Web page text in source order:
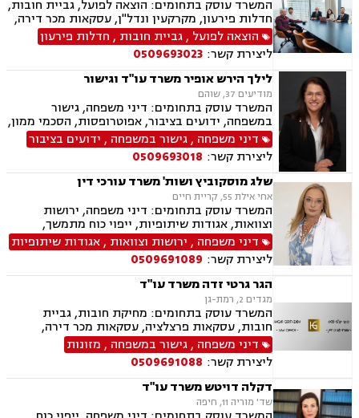
קטינים, אלימות במשפחה, עבירות סמים, ועדת
שחרורים, עבירות סייבר, סירוב ויזה לארה"ב, מחיקת
רישום פלילי הסגרה ופשיעה בינלאומית, נפגעי
עבירה.
המשרד עוסק בתחומים: הוצאה לפועל, גביית חובות,
חדלות פירעון, מקרקעין ונדל"ן, עסקאות מכר דירה,
דיני משפחה, חלוקת רכוש, דיני חוזים, ירושות
וצוואות.
הוצאה לפועל ,גביית חובות , חדלות פירעון
ליצירת קשר: 0509693023
לילך הירש אופיר משרד עו"ד וגישור
מודיעים 37, שוהם
המשרד עוסק בתחומים: דיני משפחה, גישור
במשפחה, ידועים בציבור, אפוטרופסות, הסכמי ממון,
מזונות, משמורת, גירושין, נישואים אזרחיים, חלוקת
רכוש, מעמד אישי, תיאום הורי, זמני שהות, ניכור
הורי, ירושות וצוואות, ייפוי כוח מתמשך, לשון הרע,
דיני עבודה
דיני משפחה ,גישור במשפחה , ידועים בציבור
ליצירת קשר: 0509693018
שלג מוסקוביץ ושות' משרד עורכי דין
אחי אילת 55, קריית חיים
המשרד עוסק בתחומים: דיני משפחה, ירושות
וצוואות, אגודות שיתופיות, ייפוי כוח מתמשך,
מושבים וקיבוצים, מקרקעין ונדל"ן, עסקאות מכר
דירה, נחלות ומשקים במושבים, רשות מקרקעי
ישראל
דיני משפחה , ירושות וצוואות ,אגודות שיתופיות
ליצירת קשר: 0509691089
הגר גרטי זדה משרד עו"ד
מגדים 2, רמת-גן
המשרד עוסק בתחומים: מחיקת חובות, גביית
חובות, עסקאות פרצלציה, עסקאות מכר דירה,
הסכמי ממון, ייפוי כוח מתמשך, ירושות וצוואות,
אפוטרופסות, גישור במשפחה, גירושין, מקרקעין,
הוצאה לפועל, אימוץ, הורות חד מינית, מזונות,
משמורת, נישואים אזרחיים, חלוקת רכוש, תיאום
הורי, זמני שהות, אומנה, ניכור הורי, עסקאות מתנה,
ידועים בציבור, פינוי מושכר, צווארון לבן, הלבנת הון,
דיני משפחה ,גישור במשפחה , מזונות
ליצירת קשר: 0509691088
דקלה דויטש משרד עו"ד
שד' מוריה 11, חיפה